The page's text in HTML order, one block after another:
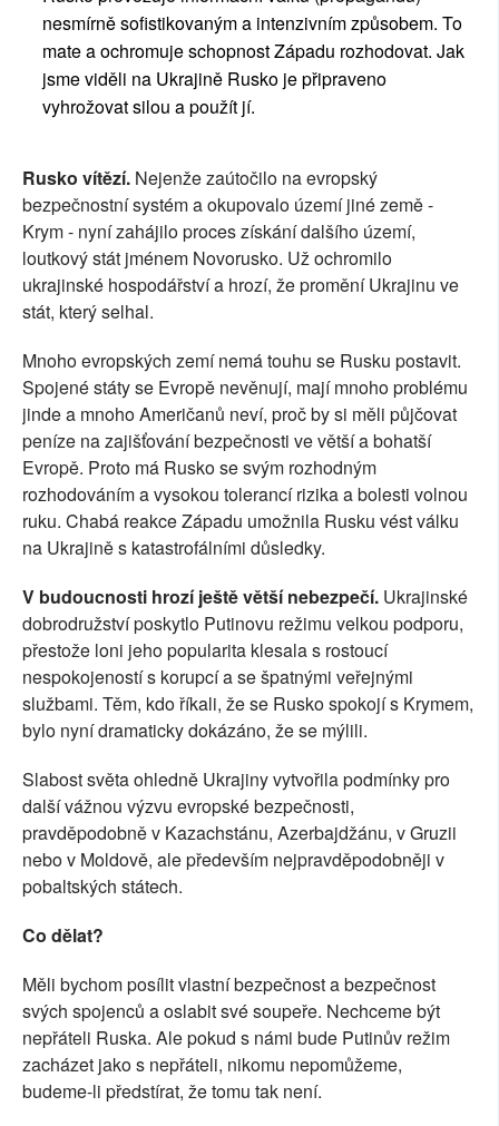
nesmírně sofistikovaným a intenzivním způsobem. To
mate a ochromuje schopnost Západu rozhodovat. Jak
jsme viděli na Ukrajině Rusko je připraveno
vyhrožovat silou a použít jí.
Rusko vítězí. Nejenže zaútočilo na evropský
bezpečnostní systém a okupovalo území jiné země -
Krym - nyní zahájilo proces získání dalšího území,
loutkový stát jménem Novorusko. Už ochromilo
ukrajinské hospodářství a hrozí, že promění Ukrajinu ve
stát, který selhal.
Mnoho evropských zemí nemá touhu se Rusku postavit.
Spojené státy se Evropě nevěnují, mají mnoho problému
jinde a mnoho Američanů neví, proč by si měli půjčovat
peníze na zajišťování bezpečnosti ve větší a bohatší
Evropě. Proto má Rusko se svým rozhodným
rozhodováním a vysokou tolerancí rizika a bolesti volnou
ruku. Chabá reakce Západu umožnila Rusku vést válku
na Ukrajině s katastrofálními důsledky.
V budoucnosti hrozí ještě větší nebezpečí. Ukrajinské
dobrodružství poskytlo Putinovu režimu velkou podporu,
přestože loni jeho popularita klesala s rostoucí
nespokojeností s korupcí a se špatnými veřejnými
službami. Těm, kdo říkali, že se Rusko spokojí s Krymem,
bylo nyní dramaticky dokázáno, že se mýlili.
Slabost světa ohledně Ukrajiny vytvořila podmínky pro
další vážnou výzvu evropské bezpečnosti,
pravděpodobně v Kazachstánu, Azerbajdžánu, v Gruzii
nebo v Moldově, ale především nejpravděpodobněji v
pobaltských státech.
Co dělat?
Měli bychom posílit vlastní bezpečnost a bezpečnost
svých spojenců a oslabit své soupeře. Nechceme být
nepřáteli Ruska. Ale pokud s námi bude Putinův režim
zacházet jako s nepřáteli, nikomu nepomůžeme,
budeme-li předstírat, že tomu tak není.